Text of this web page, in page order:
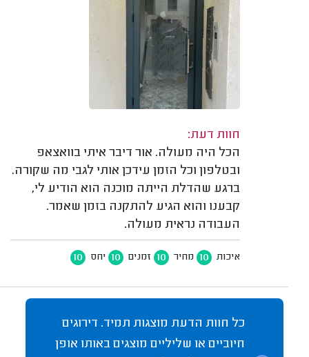
חוות דעת:
הכל היה מעולה. אור דיבר איתי בוואצאפ
ובטלפון וכל הזמן עידכן אותי לגבי מה שקורה.
ברגע שהדלת הייתה מוכנה הוא הודיע לי,
קבענו והוא הגיע להתקנה בזמן שאמר.
העבודה נראית מעולה.
איכות 10 מחיר 10 זמנים 10 יחס 10
כל חוות הדעת מוצגות תמיד. דירוגים
חיוביים או שליליים מוצגים באותו אופן